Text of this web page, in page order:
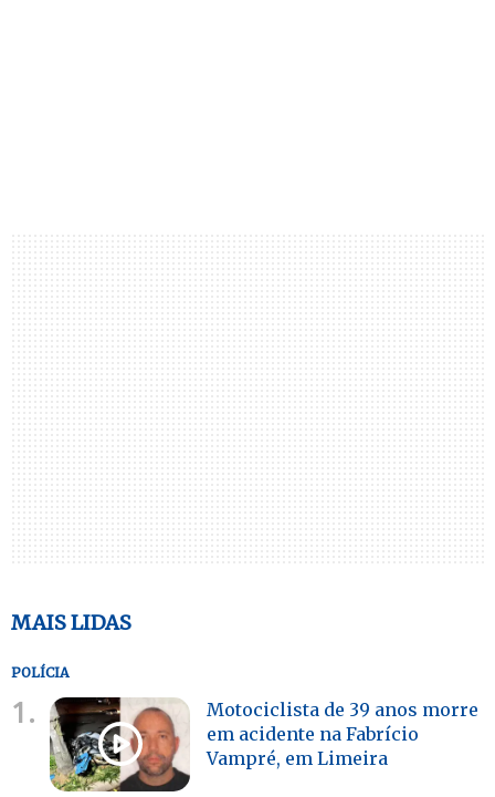
MAIS LIDAS
POLÍCIA
1.
Motociclista de 39 anos morre
em acidente na Fabrício
Vampré, em Limeira